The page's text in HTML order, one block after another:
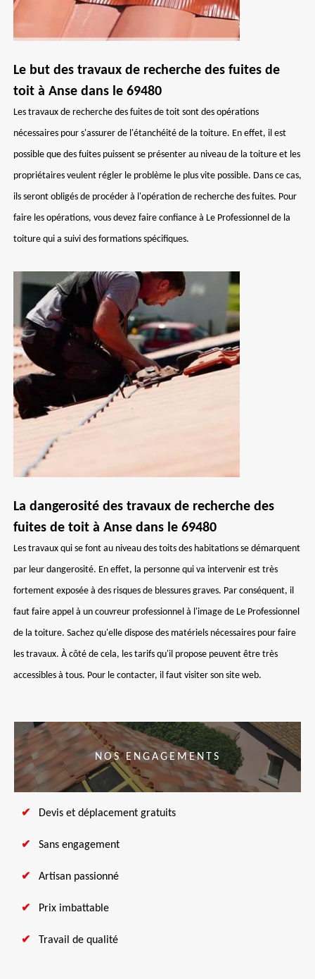
Le but des travaux de recherche des fuites de
toit à Anse dans le 69480
Les travaux de recherche des fuites de toit sont des opérations
nécessaires pour s'assurer de l'étanchéité de la toiture. En effet, il est
possible que des fuites puissent se présenter au niveau de la toiture et les
propriétaires veulent régler le problème le plus vite possible. Dans ce cas,
ils seront obligés de procéder à l'opération de recherche des fuites. Pour
faire les opérations, vous devez faire confiance à Le Professionnel de la
toiture qui a suivi des formations spécifiques.
La dangerosité des travaux de recherche des
fuites de toit à Anse dans le 69480
Les travaux qui se font au niveau des toits des habitations se démarquent
par leur dangerosité. En effet, la personne qui va intervenir est très
fortement exposée à des risques de blessures graves. Par conséquent, il
faut faire appel à un couvreur professionnel à l'image de Le Professionnel
de la toiture. Sachez qu'elle dispose des matériels nécessaires pour faire
les travaux. À côté de cela, les tarifs qu'il propose peuvent être très
accessibles à tous. Pour le contacter, il faut visiter son site web.
NOS ENGAGEMENTS
Devis et déplacement gratuits
Sans engagement
Artisan passionné
Prix imbattable
Travail de qualité